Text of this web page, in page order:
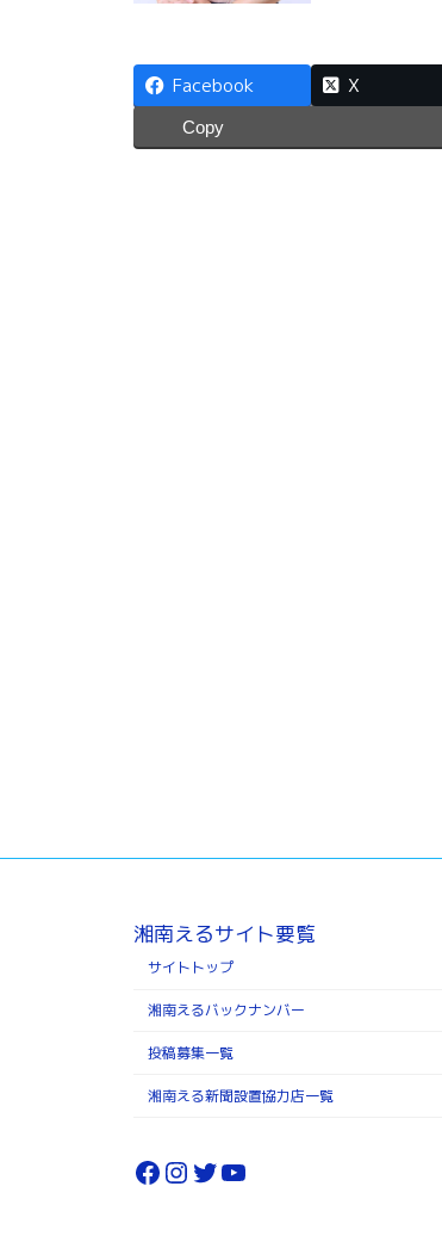
Facebook X
Copy
湘南えるサイト要覧
サイトトップ
湘南えるバックナンバー
投稿募集一覧
湘南える新聞設置協力店一覧
Facebook
Instagram
Twitter
YouTube